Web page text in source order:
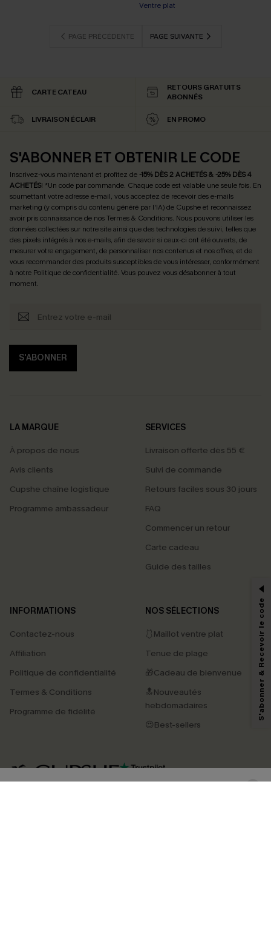
Ventre plat
PAGE PRÉCÉDENTE PAGE SUIVANTE
CARTE CATEAU
RETOURS GRATUITS
ABONNÉS
LIVRAISON ÉCLAIR EN PROMO
S'ABONNER ET OBTENIR LE CODE
Inscrivez-vous maintenant et profitez de -15% DÈS 2 ACHETÉS & -25% DÈS 4
ACHETÉS! *Un code par commande. Chaque code est valable une seule fois. En
soumettant votre adresse e-mail, vous acceptez de recevoir des e-mails
marketing (y compris du contenu généré par l'IA) de Cupshe et reconnaissez
avoir pris connaissance de nosTermes & Conditions. Nous pouvons utiliser les
données collectées sur notre site ainsi que des technologies de suivi, telles que
des pixels intégrés à nos e-mails, afin de savoir si ceux-ci ont été ouverts, de
mesurer votre engagement, de personnaliser nos contenus et nos offres, et de
vous recommander des produits susceptibles de vous intéresser, conformément
à notre Politique de confidentialité. Vous pouvez vous désabonner à tout
moment.
S'ABONNER
LA MARQUE
À propos de nous
Avis clients
Cupshe chaîne logistique
Programme ambassadeur
SERVICES
Livraison offerte dès 55 €
Suivi de commande
Retours faciles sous 30 jours
FAQ
Commencer un retour
Carte cadeau
Guide des tailles
INFORMATIONS
Contactez-nous
Affiliation
Politique de confidentialité
Termes & Conditions
Programme de fidélité
NOS SÉLECTIONS
🩱Maillot ventre plat
Tenue de plage
🎁Cadeau de bienvenue
🔝Nouveautés
hebdomadaires
😍Best-sellers
4.4
PROFITEZ DE -15%
marketing (y compris du contenu généré par l'IA) de Cupshe et
pouvons utiliser les données collectées sur notre site ainsi que des
savoir si ceux-ci ont été ouverts, de mesurer votre engagement, de
personnaliser nos contenus et nos offres, et de vous recommander des
produits susceptibles de vous intéresser, conformément à notre
Politique de
. Vous pouvez vous désabonner à tout moment.
S'abonner & Recevoir le code